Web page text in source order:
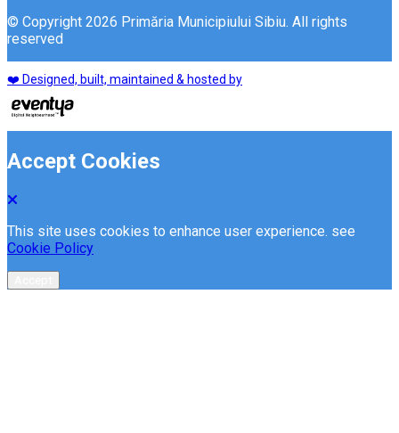
© Copyright 2026 Primăria Municipiului Sibiu. All rights
reserved
❤️ Designed, built, maintained & hosted by
Accept Cookies
This site uses cookies to enhance user experience. see
Cookie Policy